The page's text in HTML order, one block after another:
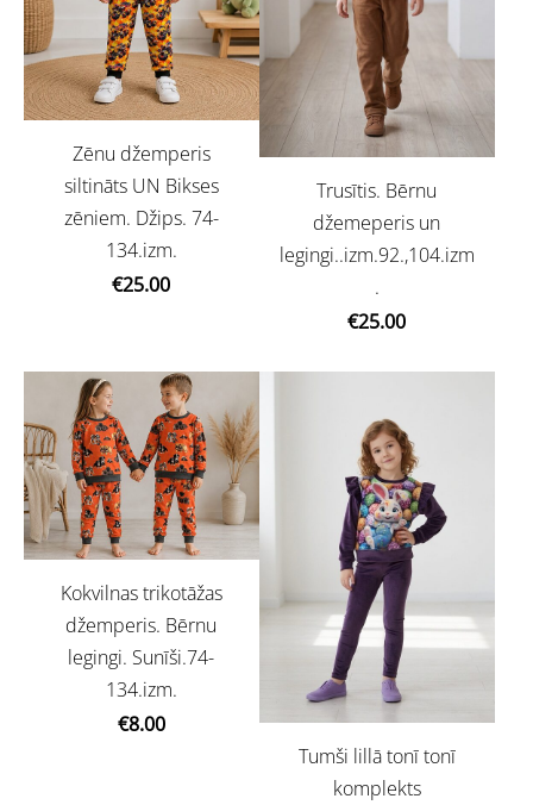
Zēnu džemperis
siltināts UN Bikses
zēniem. Džips. 74-
134.izm.
€25.00
Trusītis. Bērnu
džemeperis un
legingi..izm.92.,104.izm
.
€25.00
Kokvilnas trikotāžas
džemperis. Bērnu
legingi. Sunīši.74-
134.izm.
€8.00
Tumši lillā tonī tonī
komplekts